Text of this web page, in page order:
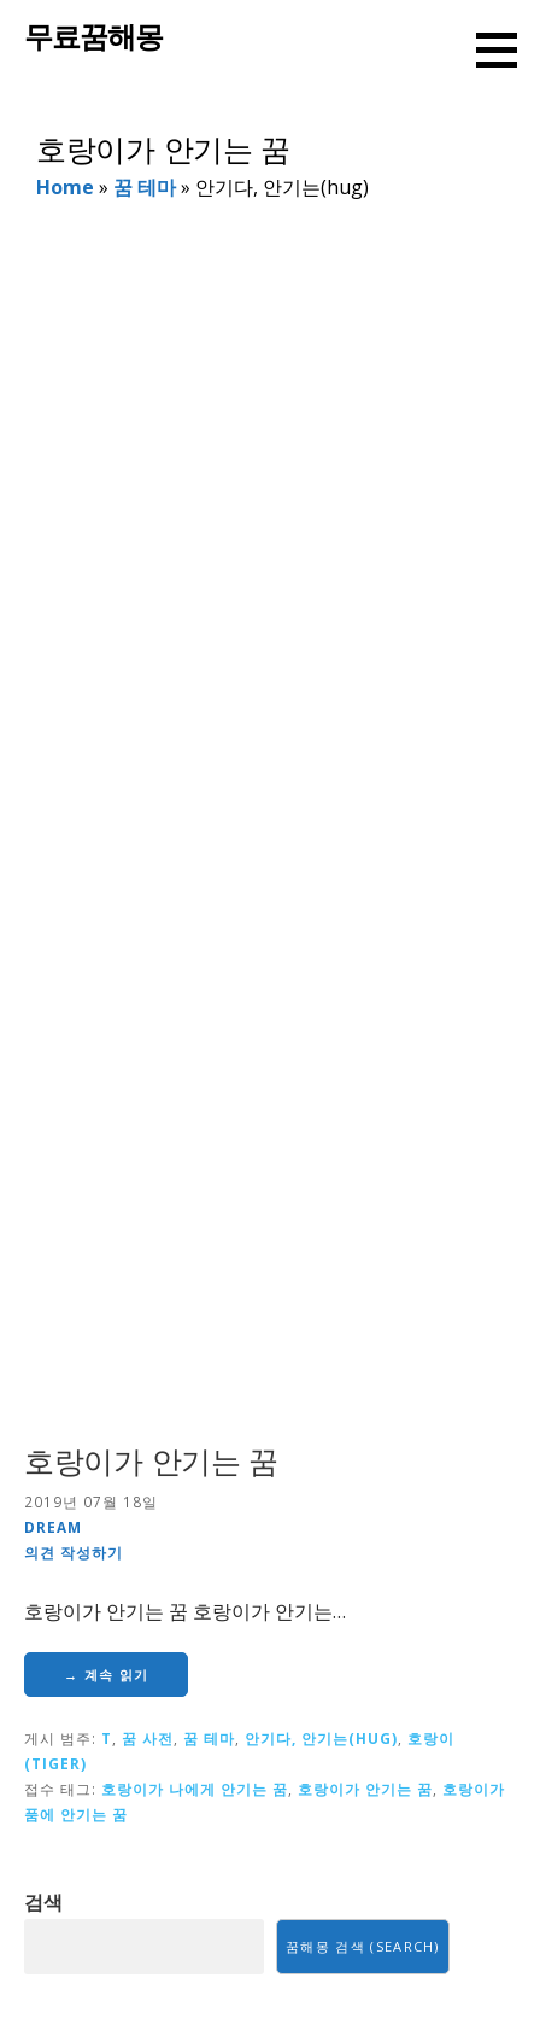
무료꿈해몽
호랑이가 안기는 꿈
Home » 꿈 테마» 안기다, 안기는(hug)
호랑이가 안기는 꿈
2019년 07월 18일
DREAM
의견 작성하기
호랑이가 안기는 꿈 호랑이가 안기는…
→ 계속 읽기
게시 범주: T 꿈 사전 꿈 테마 안기다, 안기는(HUG)
호랑이
(TIGER)
접수 태그: 호랑이가 나에게 안기는 꿈 호랑이가 안기는 꿈
호랑이가
품에 안기는 꿈
검색
꿈해몽 검색 (SEARCH)